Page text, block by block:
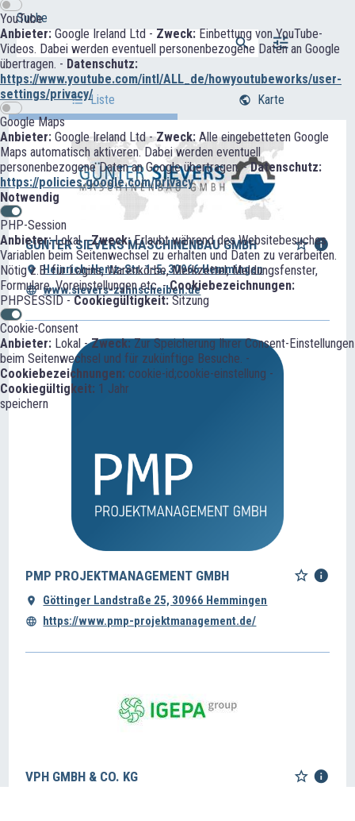
YouTube
Anbieter: Google Ireland Ltd - Zweck: Einbettung von YouTube-
Videos. Dabei werden eventuell personenbezogene Daten an Google
übertragen. - Datenschutz:
https://www.youtube.com/intl/ALL_de/howyoutubeworks/user-
settings/privacy/
Google Maps
Anbieter: Google Ireland Ltd -Zweck: Alle eingebetteten Google
Maps automatisch aktiveren. Dabei werden eventuell
personenbezogene Daten an Google übertragen. -Datenschutz:
https://policies.google.com/privacy
Notwendig
PHP-Session
Anbieter:Lokal -Zweck:Erlaubt während des Websitebesuches
Variablen beim Seitenwechsel zu erhalten und Daten zu verarbeiten.
Nötig z.B. für Logins, Warenkörbe, Merkzettel, Meldungsfenster,
Formulare, Voreinstellungen etc. -Cookiebezeichnungen:
PHPSESSID - Cookiegültigkeit: Sitzung
Cookie-Consent
Anbieter: Lokal -Zweck:Zur Speicherung Ihrer Consent-Einstellungen
beim Seitenwechsel und für zukünftige Besuche. -
Cookiebezeichnungen: cookie-id;cookie-einstellung -
Cookiegültigkeit: 1 Jahr
speichern
Suche
Liste
GÜNTER SIEVERS MASCHINENBAU GMBH
Heinrich-Hertz-Str. 1-5, 30966 Hemmingen
www.sievers-zahnscheiben.de
PMP PROJEKTMANAGEMENT GMBH
Göttinger Landstraße 25, 30966 Hemmingen
https://www.pmp-projektmanagement.de/
VPH GMBH & CO. KG
Karte